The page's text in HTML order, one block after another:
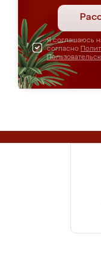
Я соглашаюсь
согласно